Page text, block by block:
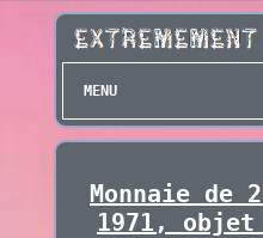
MENU
Monnaie de
1971,